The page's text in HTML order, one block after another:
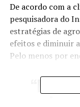
De acordo com a
pesquisadora do
estratégias de
efeitos e diminuir
Pelo menos por